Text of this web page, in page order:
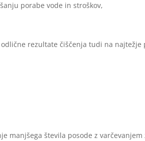
porabe vode in stroškov,
rezultate čiščenja tudi na najtežje
manjšega števila posode z